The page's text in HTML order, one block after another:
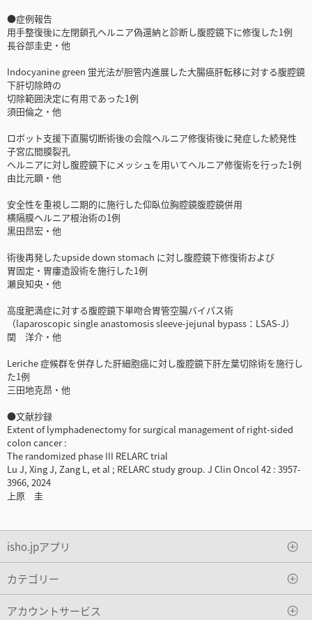
●症例報告
用手整復後に左閉鎖孔ヘルニア偽還納と診断し腹腔鏡下に修復した1例
長谷部圭史・他
Indocyanine green 蛍光法が胆管内進展した大腸癌肝転移に対する腹腔鏡
下肝切除時の
切除範囲決定に有用であった1例
須田倫之・他
ロボット支援下直腸切断術後の会陰ヘルニア修復術後に発症した続発性
子宮広間膜裂孔
ヘルニアに対し腹腔鏡下にメッシュを用いてヘルニア修復術を行った1例
由比元顕・他
安全性を重視し二期的に施行した仰臥位胸腔鏡腹腔鏡併用
横隔膜ヘルニア根治術の1例
黒田昂宏・他
術後再発したupside down stomach に対し腹腔鏡下修復術および
胃固定・胃瘻造設術を施行した1例
瀬良知央・他
高度肥満症に対する腹腔鏡下単吻合胃管空腸バイパス術
（laparoscopic single anastomosis sleeve-jejunal bypass：LSAS-J）
関 洋介・他
Leriche 症候群を併存した肝細胞癌に対し腹腔鏡下肝左葉切除術を施行し
た1例
三田地克昂・他
●文献抄録
Extent of lymphadenectomy for surgical management of right-sided
colon cancer :
The randomized phase III RELARC trial
Lu J, Xing J, Zang L, et al ; RELARC study group. J Clin Oncol 42 : 3957-
3966, 2024
上原 圭
isho.jpアプリ
カテゴリー
アカウントサービス